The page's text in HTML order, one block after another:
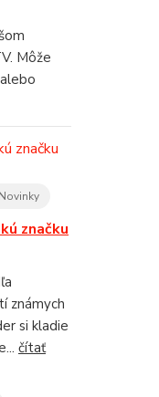
Môže
značku
známych
si kladie
čítať